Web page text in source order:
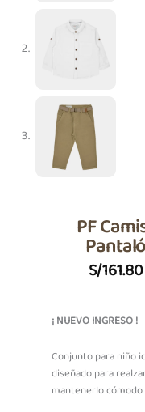
PF
S/161.80
¡ NUEVO INGRESO !
Conjunto para niño
diseñado para
mantenerlo